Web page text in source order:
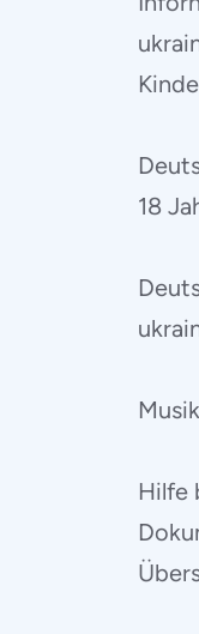
18
Hilfe